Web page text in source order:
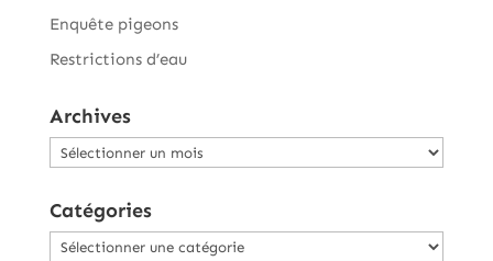
Enquête pigeons
Restrictions d’eau
Archives
Archives
Catégories
Catégories